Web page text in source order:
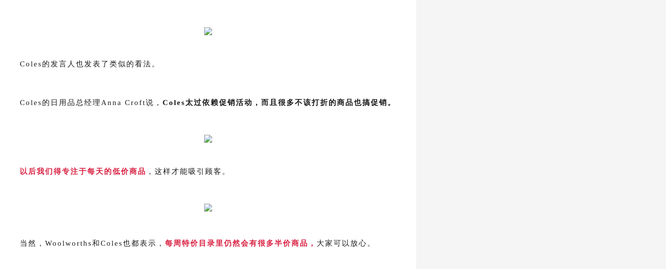
Coles的发言人也发表了类似的看法。
Coles的日用品总经理Anna Croft说， Coles太过依赖促销活动，而且很多不该打折的商品也搞促销。
以后我们得专注于每天的低价商品 ，这样才能吸引顾客。
当然，Woolworths和Coles也都表示， 每周特价目录里仍然会有很多半价商品， 大家可以放心。